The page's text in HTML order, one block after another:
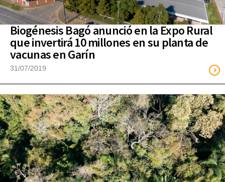
Biogénesis Bagó anunció en la Expo Rural
que invertirá 10 millones en su planta de
vacunas en Garín
31/07/2019